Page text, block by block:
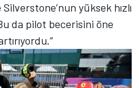
yüksek hızlı
da pilot becerisini öne